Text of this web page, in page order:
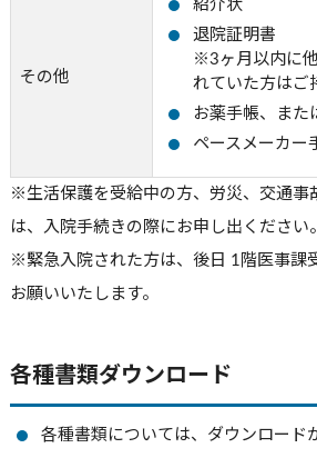
その他
紹介状
退院証明書
※3ヶ月以内に
れていた方はご
お薬手帳、また
ペースメーカー
※生活保護を受給中の方、労災、交通事
は、入院手続きの際にお申し出ください。
※緊急入院された方は、後日 1階医事課
お願いいたします。
各種書類ダウンロード
各種書類については、ダウンロード